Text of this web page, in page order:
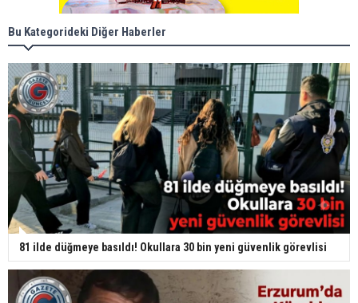
Bu Kategorideki Diğer Haberler
81 ilde düğmeye basıldı! Okullara 30 bin yeni güvenlik görevlisi